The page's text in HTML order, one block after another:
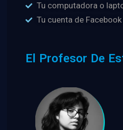
Tu computadora o
Tu cuenta de
El Profesor De